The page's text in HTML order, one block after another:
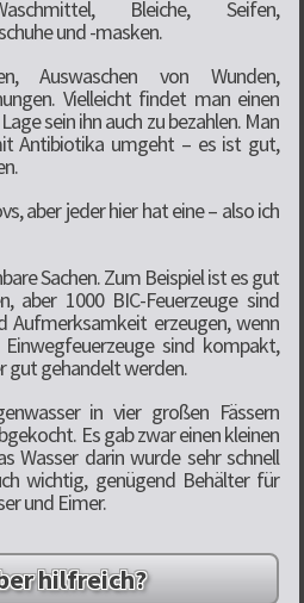
Bleiche, Seifen,
und -masken.
Auswaschen von Wunden,
Vielleicht findet man einen
sein ihn auch zu bezahlen. Man
Antibiotika umgeht – es ist gut,
aber jeder hier hat eine – also ich
Sachen. Zum Beispiel ist es gut
aber 1000 BIC-Feuerzeuge sind
Aufmerksamkeit erzeugen, wenn
sind kompakt,
gut gehandelt werden.
in vier großen Fässern
Es gab zwar einen kleinen
Wasser darin wurde sehr schnell
wichtig, genügend Behälter für
und Eimer.
hilfreich?